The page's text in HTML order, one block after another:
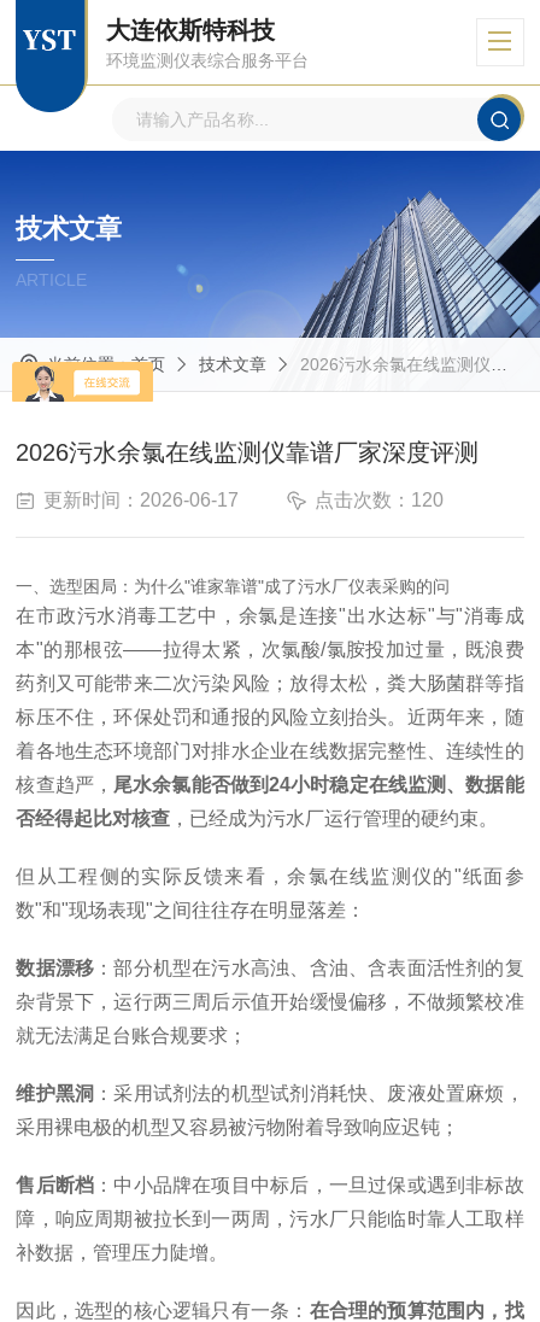
大连依斯特科技
环境监测仪表综合服务平台
技术文章
ARTICLE
当前位置：首页 技术文章 2026污水余氯在线监测仪靠谱厂家深度评测
2026污水余氯在线监测仪靠谱厂家深度评测
更新时间：2026-06-17 点击次数：120
一、选型困局：为什么"谁家靠谱"成了污水厂仪表采购的问
在市政污水消毒工艺中，余氯是连接"出水达标"与"消毒成
本"的那根弦——拉得太紧，次氯酸/氯胺投加过量，既浪费
药剂又可能带来二次污染风险；放得太松，粪大肠菌群等指
标压不住，环保处罚和通报的风险立刻抬头。近两年来，随
着各地生态环境部门对排水企业在线数据完整性、连续性的
核查趋严， 尾水余氯能否做到24小时稳定在线监测、数据能
否经得起比对核查 ，已经成为污水厂运行管理的硬约束。
但从工程侧的实际反馈来看，余氯在线监测仪的"纸面参
数"和"现场表现"之间往往存在明显落差：
数据漂移 ：部分机型在污水高浊、含油、含表面活性剂的复
杂背景下，运行两三周后示值开始缓慢偏移，不做频繁校准
就无法满足台账合规要求；
维护黑洞 ：采用试剂法的机型试剂消耗快、废液处置麻烦，
采用裸电极的机型又容易被污物附着导致响应迟钝；
售后断档 ：中小品牌在项目中标后，一旦过保或遇到非标故
障，响应周期被拉长到一两周，污水厂只能临时靠人工取样
补数据，管理压力陡增。
因此，选型的核心逻辑只有一条： 在合理的预算范围内，找